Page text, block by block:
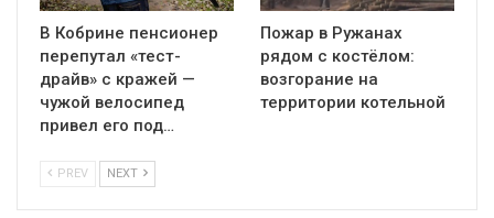
В Кобрине пенсионер
перепутал «тест-
драйв» с кражей —
чужой велосипед
привел его под…
Пожар в Ружанах
рядом с костёлом:
возгорание на
территории котельной
PREV NEXT